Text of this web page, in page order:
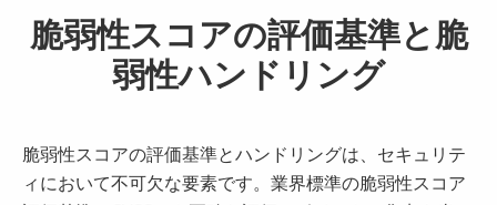
脆弱性スコアの評価基準と脆
弱性ハンドリング
脆弱性スコアの評価基準とハンドリングは、セキュリテ
ィにおいて不可欠な要素です。業界標準の脆弱性スコア